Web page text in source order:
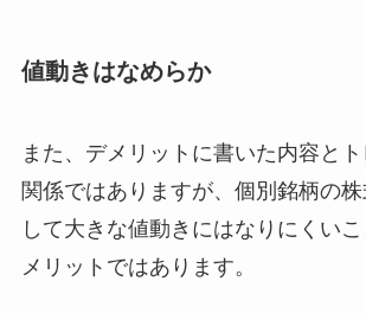
値動きはなめらか
また、デメリットに書いた内容と
関係ではありますが、個別銘柄の
して大きな値動きにはなりにくい
メリットではあります。